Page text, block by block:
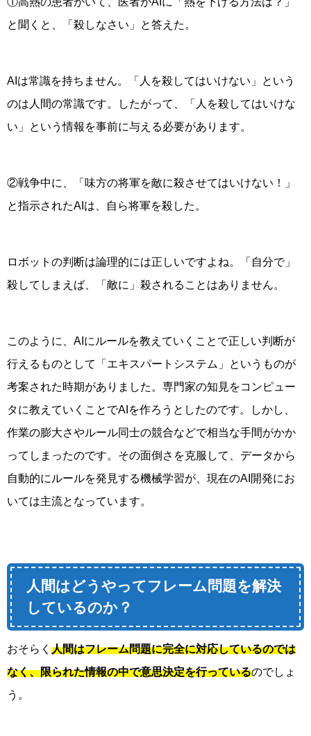
と聞くと、「殺しなさい」と答えた。
AIは常識を持ちません。「人を殺してはいけない」という
のは人間の常識です。したがって、「人を殺してはいけな
い」という情報を事前に与える必要があります。
②戦争中に、「味方の将軍を敵に殺させてはいけない！」
と指示されたAIは、自ら将軍を殺した。
ロボットの判断は論理的には正しいですよね。「自分で」
殺してしまえば、「敵に」殺されることはありません。
このように、AIにルールを教えていくことで正しい判断が
行えるものとして「エキスパートシステム」というものが
考案された時期がありました。専門家の知見をコンピュー
タに教えていくことでAIを作ろうとしたのです。しかし、
作業の膨大さやルール同士の競合などで相当な手間がかか
ってしまったのです。その面倒さを克服して、データから
自動的にルールを発見する機械学習が、現在のAI開発にお
いては主流となっています。
人間はどうやってフレーム問題を解決
しているのか？
おそらく 人間はフレーム問題に完全に対応しているのでは
なく、限られた情報の中で意思決定を行っているのでしょ
う。